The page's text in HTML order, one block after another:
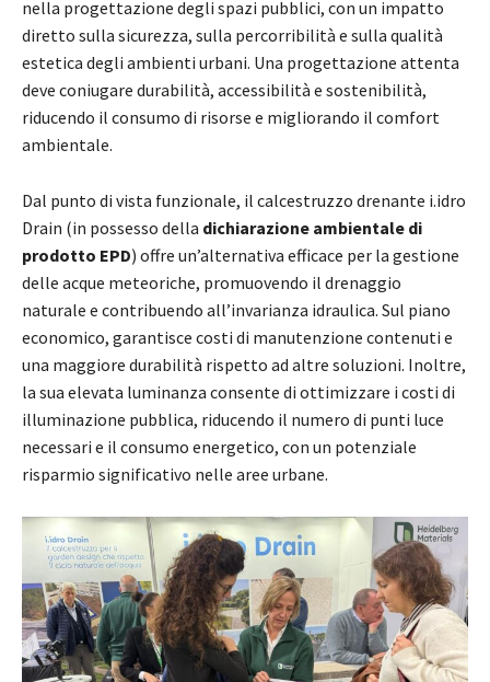
nella progettazione degli spazi pubblici, con un impatto
diretto sulla sicurezza, sulla percorribilità e sulla qualità
estetica degli ambienti urbani. Una progettazione attenta
deve coniugare durabilità, accessibilità e sostenibilità,
riducendo il consumo di risorse e migliorando il comfort
ambientale.
Dal punto di vista funzionale, il calcestruzzo drenante i.idro
Drain (in possesso della dichiarazione ambientale di
prodotto EPD) offre un’alternativa efficace per la gestione
delle acque meteoriche, promuovendo il drenaggio
naturale e contribuendo all’invarianza idraulica. Sul piano
economico, garantisce costi di manutenzione contenuti e
una maggiore durabilità rispetto ad altre soluzioni. Inoltre,
la sua elevata luminanza consente di ottimizzare i costi di
illuminazione pubblica, riducendo il numero di punti luce
necessari e il consumo energetico, con un potenziale
risparmio significativo nelle aree urbane.